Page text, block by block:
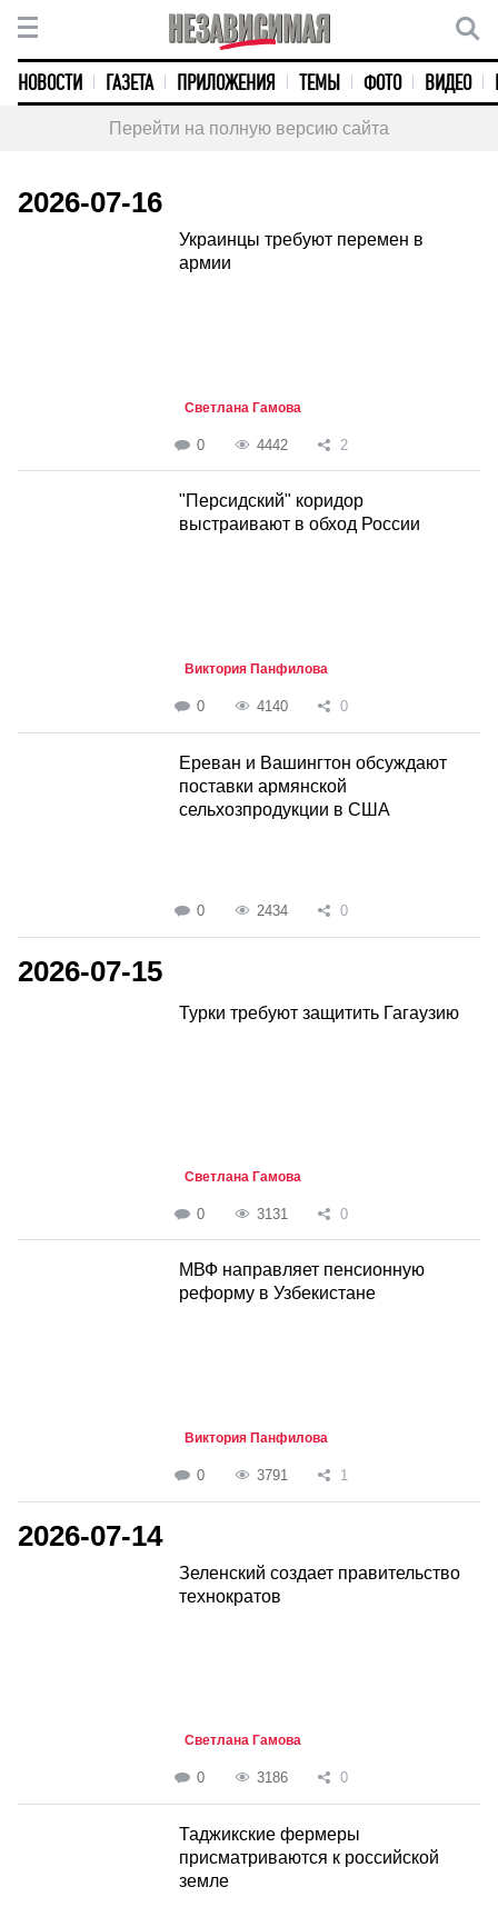
НОВОСТИ ГАЗЕТА ПРИЛОЖЕНИЯ ТЕМЫ ФОТО ВИДЕО
Перейти на полную версию сайта
2026-07-16
Украинцы требуют перемен в
армии
Светлана Гамова
0 4442 2
"Персидский" коридор
выстраивают в обход России
Виктория Панфилова
0 4140 0
Ереван и Вашингтон обсуждают
поставки армянской
сельхозпродукции в США
0 2434 0
2026-07-15
Турки требуют защитить Гагаузию
Светлана Гамова
0 3131 0
МВФ направляет пенсионную
реформу в Узбекистане
Виктория Панфилова
0 3791 1
2026-07-14
Зеленский создает правительство
технократов
Светлана Гамова
0 3186 0
Таджикские фермеры
присматриваются к российской
земле